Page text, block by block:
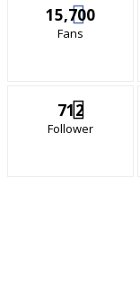
15,700
Fans
712
Follower